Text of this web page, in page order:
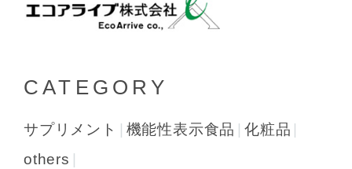
CATEGORY
サプリメント 機能性表示食品
化粧品
others